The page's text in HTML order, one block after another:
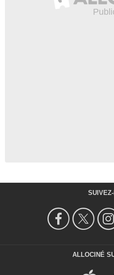
ALLOCINÉ